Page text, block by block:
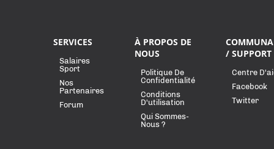
SERVICES
Salaires
Sport
Nos
Partenaires
Forum
À PROPOS DE
NOUS
Politique De
Confidentialité
Conditions
D'utilisation
Qui Sommes-
Nous ?
/ SUPPORT
Centre
Facebook
Twitter